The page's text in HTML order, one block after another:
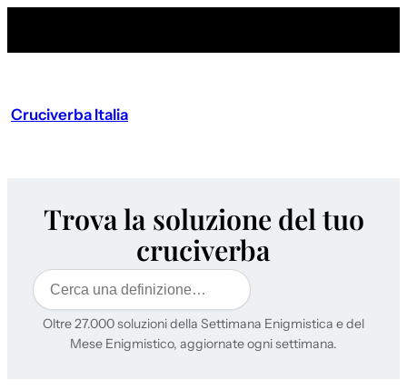
Cruciverba Italia
Trova la soluzione del tuo
cruciverba
Cerca
Oltre 27.000 soluzioni della Settimana Enigmistica e del
Mese Enigmistico, aggiornate ogni settimana.